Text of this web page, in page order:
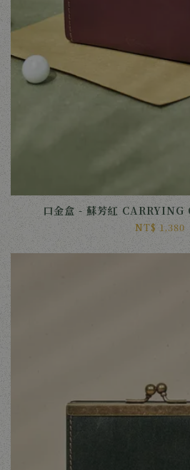
口金盒 - 蘇芳紅
NT$ 1,380